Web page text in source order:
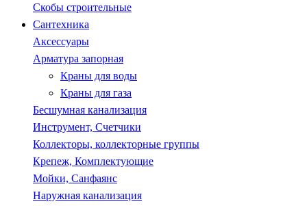
Скобы строительные
Сантехника
Аксессуары
Арматура запорная
Краны для воды
Краны для газа
Бесшумная канализация
Инструмент, Счетчики
Коллекторы, коллекторные группы
Крепеж, Комплектующие
Мойки, Санфаянс
Наружная канализация